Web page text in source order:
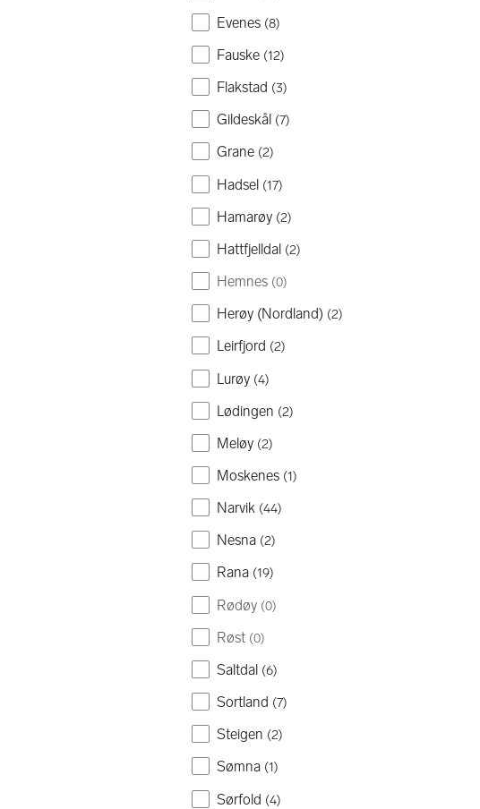
Evenes (8)
Fauske (12)
Flakstad (3)
Gildeskål (7)
Grane (2)
Hadsel (17)
Hamarøy (2)
Hattfjelldal (2)
Hemnes (0)
Herøy (Nordland) (2)
Leirfjord (2)
Lurøy (4)
Lødingen (2)
Meløy (2)
Moskenes (1)
Narvik (44)
Nesna (2)
Rana (19)
Rødøy (0)
Røst (0)
Saltdal (6)
Sortland (7)
Steigen (2)
Sømna (1)
Sørfold (4)